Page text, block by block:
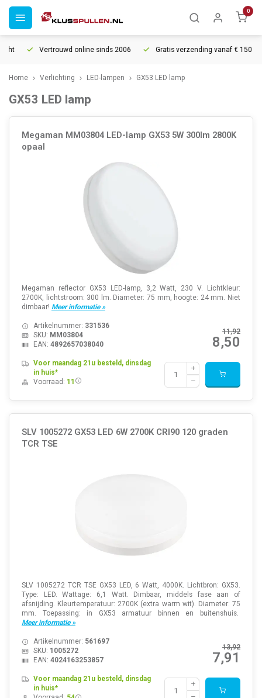
0
Vertrouwd online sinds 2006 Gratis verzending vanaf € 150
Home Verlichting LED-lampen GX53 LED lamp
GX53 LED lamp
Megaman MM03804 LED-lamp GX53 5W 300lm 2800K
opaal
Megaman reflector GX53 LED-lamp, 3,2 Watt, 230 V. Lichtkleur:
2700K, lichtstroom: 300 lm. Diameter: 75 mm, hoogte: 24 mm. Niet
dimbaar! Meer informatie »
11,92
8,50
Artikelnummer: 331536
SKU: MM03804
EAN: 4892657038040
Voor maandag 21u besteld, dinsdag
in huis*
Voorraad: 11
SLV 1005272 GX53 LED 6W 2700K CRI90 120 graden
TCR TSE
SLV 1005272 TCR TSE GX53 LED, 6 Watt, 4000K. Lichtbron: GX53.
Type: LED. Wattage: 6,1 Watt. Dimbaar, middels fase aan of
afsnijding. Kleurtemperatuur: 2700K (extra warm wit). Diameter: 75
mm. Toepassing: in GX53 armatuur binnen en buitenshuis.
Meer informatie »
13,92
7,91
Artikelnummer: 561697
SKU: 1005272
EAN: 4024163253857
Voor maandag 21u besteld, dinsdag
in huis*